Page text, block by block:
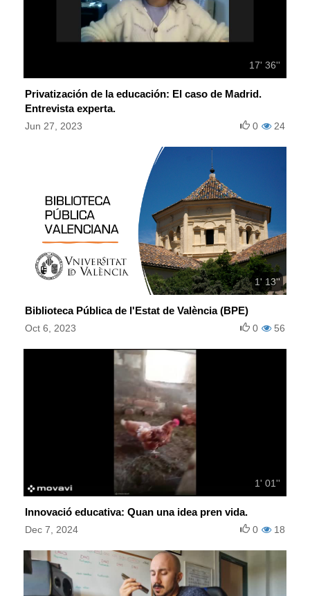
17' 36''
Privatización de la educación: El caso de Madrid.
Entrevista experta.
Jun 27, 2023 24
0
1' 13''
Biblioteca Pública de l'Estat de València (BPE)
Oct 6, 2023 56
0
1' 01''
Innovació educativa: Quan una idea pren vida.
Dec 7, 2024 18
0